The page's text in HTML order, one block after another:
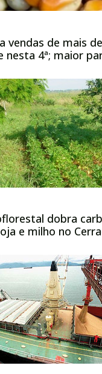
vendas de mais
nesta 4ª; maior
dobra
e milho no